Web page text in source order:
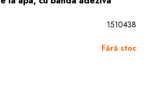
1510438
Fără stoc